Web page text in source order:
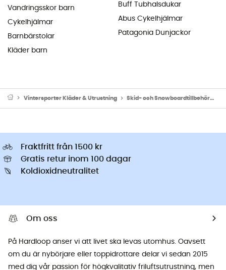
Vandringsskor barn
Cykelhjälmar
Barnbärstolar
Kläder barn
Buff Tubhalsdukar
Abus Cykelhjälmar
Patagonia Dunjackor
Vintersporter Kläder & Utrustning Skid- och Snowboardtillbehör
Fraktfritt från 1500 kr
Gratis retur inom 100 dagar
Koldioxidneutralitet
Om oss
På Hardloop anser vi att livet ska levas utomhus. Oavsett
om du är nybörjare eller toppidrottare delar vi sedan 2015
med dig vår passion för högkvalitativ friluftsutrustning, men